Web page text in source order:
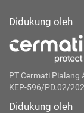
Didukung oleh
PT Cermati Pialang
KEP-596/PD.02/
Didukung oleh